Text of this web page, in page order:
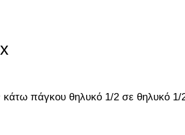
κάτω πάγκου θηλυκό 1/2 σε θηλυκό 1/